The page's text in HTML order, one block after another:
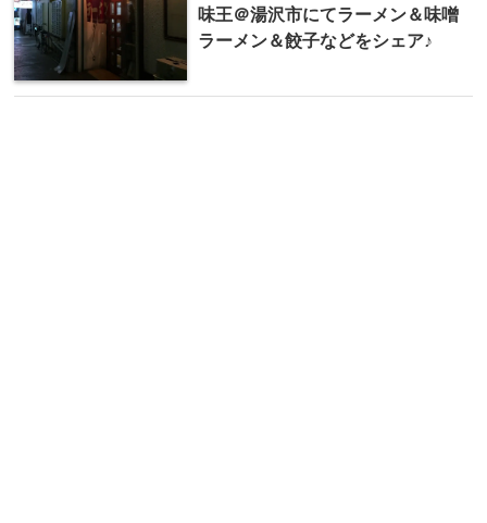
味王＠湯沢市にてラーメン＆味噌
ラーメン＆餃子などをシェア♪